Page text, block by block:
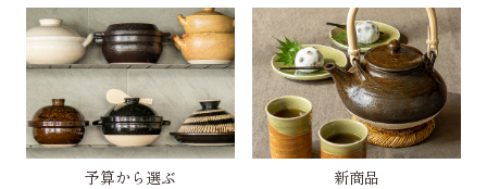
予算から選ぶ 新商品